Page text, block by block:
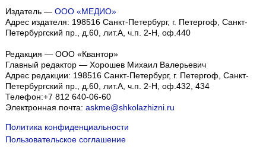
Издатель — ООО «МЕДИО»
Адрес издателя: 198516 Санкт-Петербург, г. Петергоф, Санкт-
Петербургский пр., д.60, лит.А, ч.п. 2-Н, оф.440
Редакция — ООО «Квантор»
Главный редактор — Хорошев Михаил Валерьевич
Адрес редакции: 198516 Санкт-Петербург, г. Петергоф, Санкт-
Петербургский пр., д.60, лит.А, ч.п. 2-Н, оф.432, 434
Телефон:+7 812 640-06-60
Электронная почта: askme@shkolazhizni.ru
Политика конфиденциальности
Пользовательское соглашение